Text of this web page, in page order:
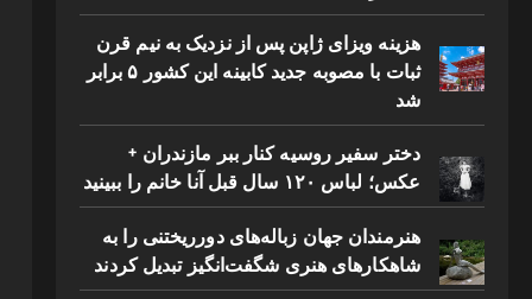
هزینه ویزای ژاپن پس از نزدیک به نیم قرن
ثبات با مصوبه جدید کابینه این کشور ۵ برابر
شد
دختر سفیر روسیه کنار ببر مازندران +
عکس؛ لباس ۱۲۰ سال قبل آنا خانم را ببینید
هنرمندان جهان زباله‌های دورریختنی را به
شاهکارهای هنری شگفت‌انگیز تبدیل کردند